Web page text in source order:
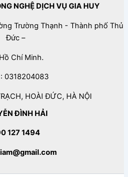
NGHỆ DỊCH VỤ GIA HUY
Trường Thạnh - Thành phố Thủ
Đức –
Chí Minh.
0318204083
HOÀI ĐỨC, HÀ NỘI
ĐÌNH HẢI
127 1494